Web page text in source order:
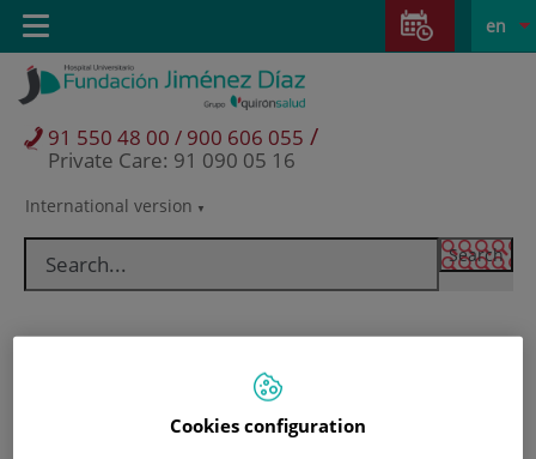
Jump to content
Jump
content
Language
selector
Active
en
International version
91 550 48 00 / 900 606 055 /
Private Care: 91 090 05 16
Toggle
navigation
Cookies configuration